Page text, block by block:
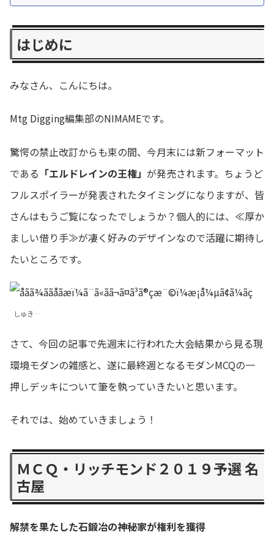
はじめに
みなさん、こんにちは。
Mtg Digging編集部のNIMAMEです。
驚愕の禁止改訂からも束の間、今月末には新フォーマット
である 「エルドレインの王権」 が発売されます。ちょうど
フルスポイラーが発表されたタイミングになりますが、皆
さんはもうご覧になったでしょうか？個人的には、≪厚か
ましい借り手≫が凄く好みのデザインなので活躍に期待し
たいところです。
しゅき…
さて、今回の記事で先週末に行われた大会結果から見る現
環境モダンの雑感と、遂に最終週となるモダンMCQの一
押しデッキについて筆を執っていきたいと思います。
それでは、始めていきましょう！
ＭＣＱ・リッチモンド２０１９予選 名
古屋
解禁を果たした石鍛冶の神秘家が権利を獲得